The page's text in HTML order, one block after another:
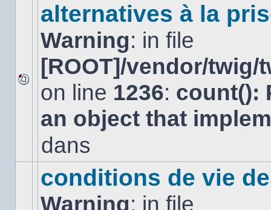
Aucun
nouveau
message
non-
dans
alternatives à la
Warning: in file
[ROOT]/vendor/
on line 1236: count():
an object that
dans
conditions de vie
Warning: in file